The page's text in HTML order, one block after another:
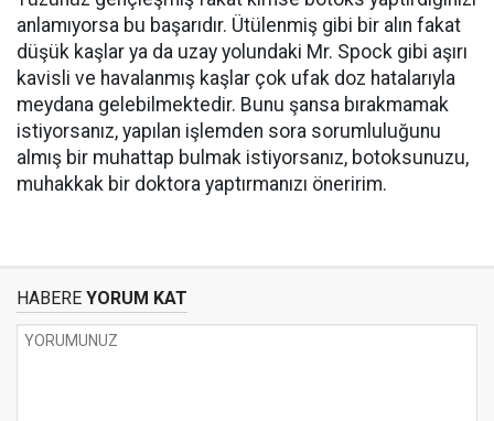
anlamıyorsa bu başarıdır. Ütülenmiş gibi bir alın fakat
düşük kaşlar ya da uzay yolundaki Mr. Spock gibi aşırı
kavisli ve havalanmış kaşlar çok ufak doz hatalarıyla
meydana gelebilmektedir. Bunu şansa bırakmamak
istiyorsanız, yapılan işlemden sora sorumluluğunu
almış bir muhattap bulmak istiyorsanız, botoksunuzu,
muhakkak bir doktora yaptırmanızı öneririm.
HABERE YORUM KAT